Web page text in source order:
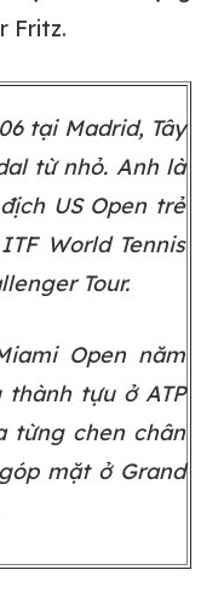
Fritz.
tại Madrid, Tây
từ nhỏ. Anh là
US Open trẻ
World Tennis
Tour.
Open năm
tựu ở ATP
từng chen chân
mặt ở Grand